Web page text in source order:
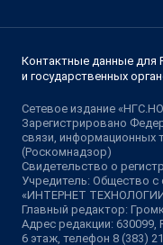
Контактные данные для
и государственных
Сетевое издание
Зарегистрировано
связи, информационных
(Роскомнадзор)
Свидетельство о
Учредитель: Общество с
«ИНТЕРНЕТ
Главный редактор:
Адрес редакции: 630099,
6 этаж, телефон 8 (383)